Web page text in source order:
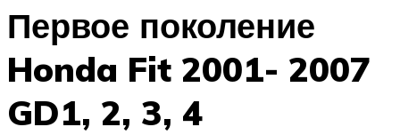
Первое поколение
Honda Fit 2001- 2007
GD1, 2, 3, 4